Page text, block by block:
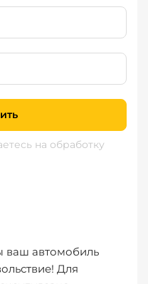
на обработку
ваш автомобиль
Для